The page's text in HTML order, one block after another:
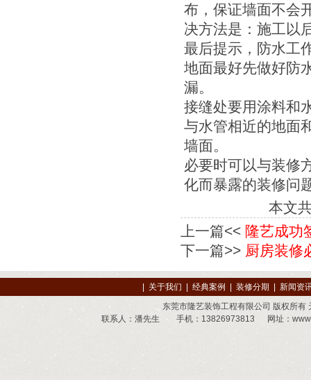
布，保证墙面不会
决方法是：施工以
最后提示，防水工
地面最好先做好防
漏。
接缝处要用涂料和
与水管相近的地面
墙面。
必要时可以与装修
化而暴露的装修问
本文
上一篇<< 隆艺成功
下一篇>> 厨房装修
关于我们 经典案例 装修分期
新闻资
东莞市隆艺装饰工程有限公司 版权所有
联系人：潘先生 手机：13826973813 网址：